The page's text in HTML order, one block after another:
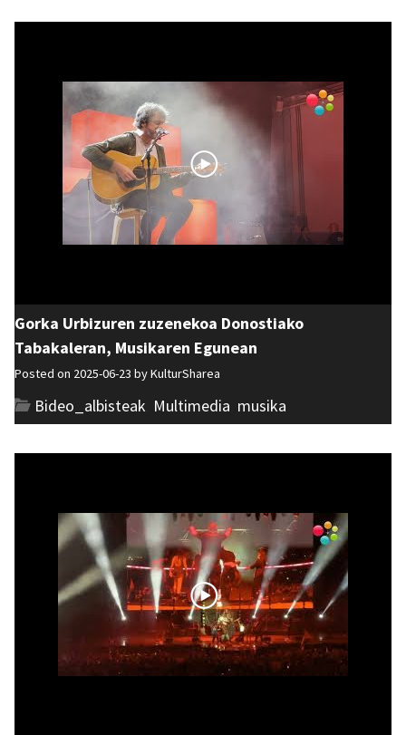
Gorka Urbizuren zuzenekoa Donostiako
Tabakaleran, Musikaren Egunean
Posted on 2025-06-23 byKulturSharea
Bideo_albisteak Multimedia musika